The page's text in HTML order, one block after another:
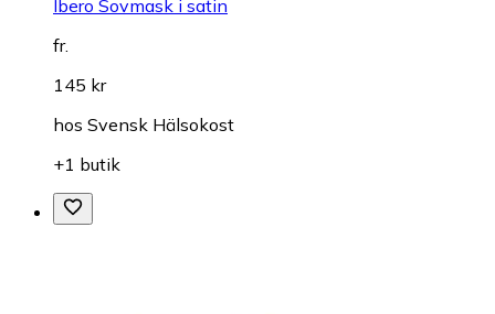
Ibero Sovmask i satin
fr.
145 kr
hos Svensk Hälsokost
+1 butik